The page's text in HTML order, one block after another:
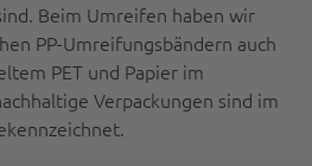
Beim Umreifen haben wir
PP-Umreifungsbändern auch
PET und Papier im
Verpackungen sind im